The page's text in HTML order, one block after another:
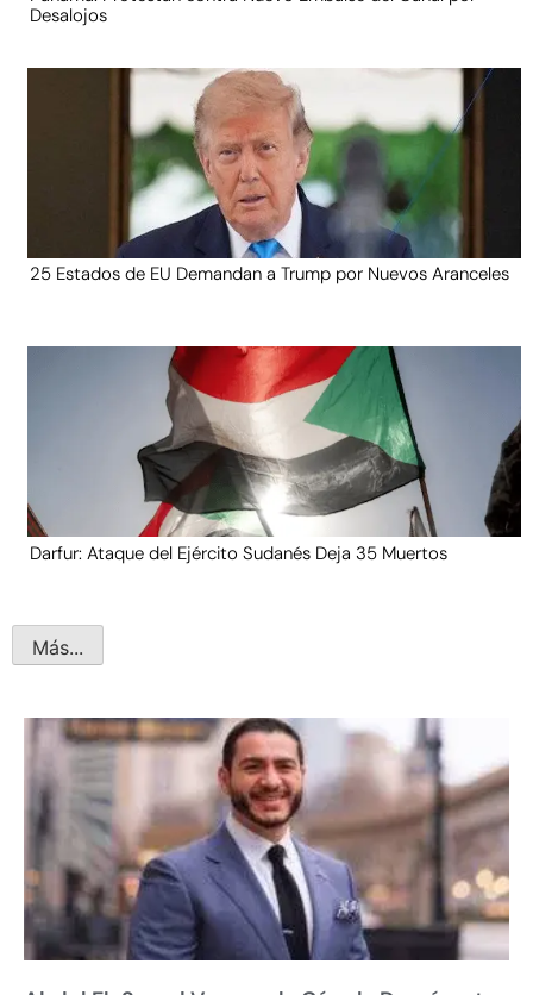
Desalojos
25 Estados de EU Demandan a Trump por Nuevos Aranceles
Darfur: Ataque del Ejército Sudanés Deja 35 Muertos
Más...